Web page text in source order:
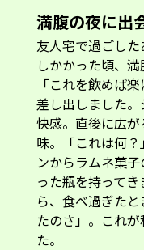
満腹の夜に出
友人宅で過ごし
しかかった頃、
「これを飲めば
差し出しました
快感。直後に広
味。「これは何
ンからラムネ菓
った瓶を持って
ら、食べ過ぎた
たのさ」。これ
た。